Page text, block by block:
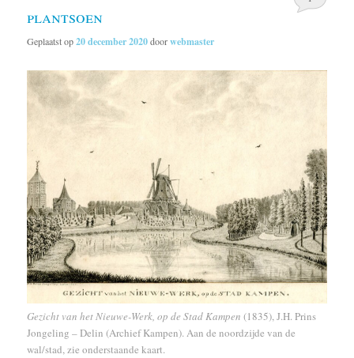
plantsoen
Geplaatst op20 december 2020doorwebmaster
Gezicht van het Nieuwe-Werk, op de Stad Kampen (1835), J.H. Prins
Jongeling – Delin (Archief Kampen). Aan de noordzijde van de
wal/stad, zie onderstaande kaart.